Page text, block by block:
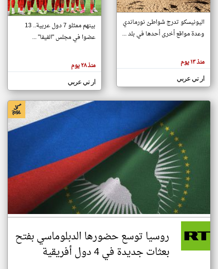
تغيير الدولة
اخبار جزر القمر على مدار الساعة
أهم اخبار جزر القمر العاجلة والمباشرة
هنا عن
وجهة
كاتبيها.
اليونيسكو تدرج شواطئ نورماندي
وعدة مواقع أخرى أحدها في بلد ...
منذ ١٣ يوم
ار تي عربي
بينهم ممثلو 7 دول عربية.. 13
عضوا في مجلس "الفيفا" ...
منذ ٢٨ يوم
ار تي عربي
روسيا توسع حضورها الدبلوماسي بفتح
بعثات جديدة في 4 دول أفريقية
klyoum.com